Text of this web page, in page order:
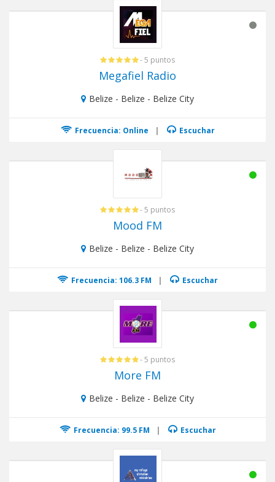
- 5 puntos
Megafiel Radio
Belize - Belize - Belize City
Frecuencia: Online | Escuchar
- 5 puntos
Mood FM
Belize - Belize - Belize City
Frecuencia: 106.3 FM | Escuchar
- 5 puntos
More FM
Belize - Belize - Belize City
Frecuencia: 99.5 FM | Escuchar